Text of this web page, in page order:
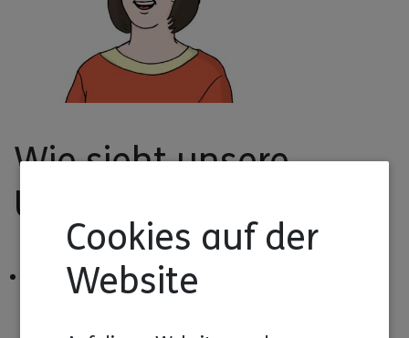
Wie sieht unsere
Unterstützung aus?
Wir arbeiten mit den Menschen mit
Cookies auf der
Website